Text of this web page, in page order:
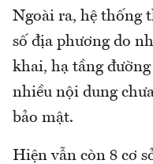
Ngoài ra, hệ thống
số địa phương do
khai, hạ tầng
nhiều nội dung
bảo mật.
Hiện vẫn còn 8 cơ